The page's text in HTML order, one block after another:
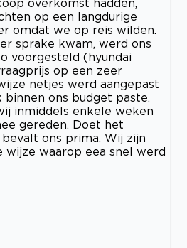
overkomst hadden,
op een langdurige
omdat we op reis wilden.
sprake kwam, werd ons
voorgesteld (hyundai
op een zeer
netjes werd aangepast
binnen ons budget paste.
inmiddels enkele weken
gereden. Doet het
ons prima. Wij zijn
wijze waarop eea snel werd